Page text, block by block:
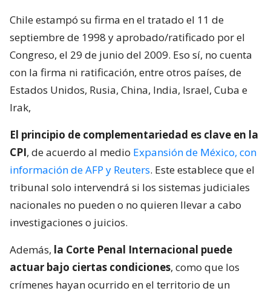
Chile estampó su firma en el tratado el 11 de
septiembre de 1998 y aprobado/ratificado por el
Congreso, el 29 de junio del 2009. Eso sí, no cuenta
con la firma ni ratificación, entre otros países, de
Estados Unidos, Rusia, China, India, Israel, Cuba e
Irak,
El principio de complementariedad es clave en la
CPI, de acuerdo al medio Expansión de México, con
información de AFP y Reuters. Este establece que el
tribunal solo intervendrá si los sistemas judiciales
nacionales no pueden o no quieren llevar a cabo
investigaciones o juicios.
Además, la Corte Penal Internacional puede
actuar bajo ciertas condiciones, como que los
crímenes hayan ocurrido en el territorio de un